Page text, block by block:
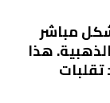
مباشر
هذا